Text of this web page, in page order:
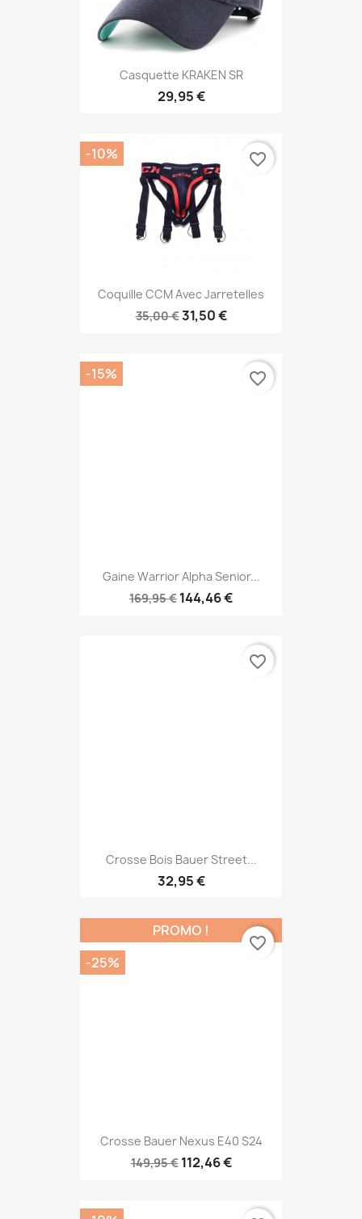
Casquette KRAKEN SR
29,95 €
Coquille CCM Avec Jarretelles
35,00 €31,50 €
-10% favorite_border
Gaine Warrior Alpha Senior...
169,95 € 144,46 €
-15% favorite_border
Crosse Bois Bauer Street...
32,95 €
favorite_border
Crosse Bauer Nexus E40 S24
149,95 € 112,46 €
PROMO !
-25%
favorite_border